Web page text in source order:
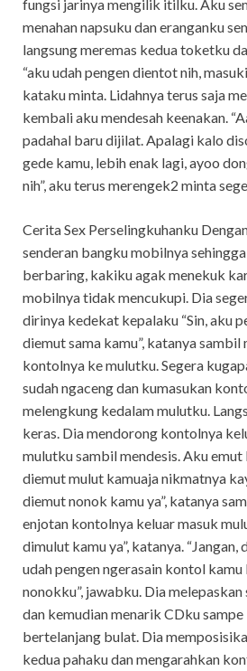
fungsi jarinya mengilik itilku. Aku
menahan napsuku dan eranganku
langsung meremas kedua toketku
“aku udah pengen dientot nih,
kataku minta. Lidahnya terus saja
kembali aku mendesah keenakan.
padahal baru dijilat. Apalagi kalo
gede kamu, lebih enak lagi, ayoo
nih”, aku terus merengek2 minta
Cerita Sex Perselingkuhanku
senderan bangku mobilnya
berbaring, kakiku agak menekuk
mobilnya tidak mencukupi. Dia
dirinya kedekat kepalaku “Sin, aku
diemut sama kamu”, katanya
kontolnya ke mulutku. Segera
sudah ngaceng dan kumasukan
melengkung kedalam mulutku.
keras. Dia mendorong kontolnya
mulutku sambil mendesis. Aku emut
diemut mulut kamuaja nikmatnya
diemut nonok kamu ya”, katanya
enjotan kontolnya keluar masuk
dimulut kamu ya”, katanya. “Jangan,
udah pengen ngerasain kontol kamu
nonokku”, jawabku. Dia melepaskan
dan kemudian menarik CDku sampe
bertelanjang bulat. Dia
kedua pahaku dan mengarahkan